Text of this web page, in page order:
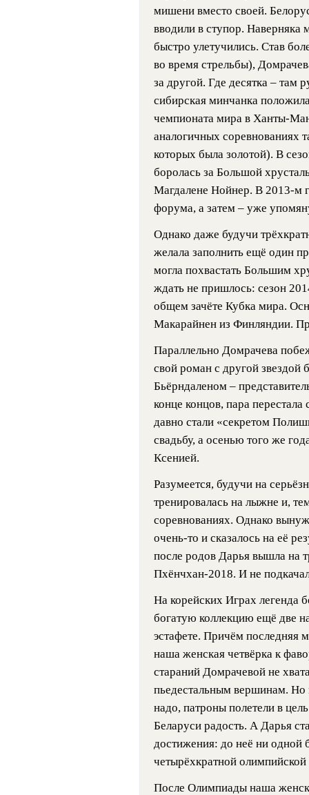
мишени вместо своей.
вводили в ступор. Наверняка
быстро улетучились. Став
во время стрельбы),
за другой. Где десятка – там
сибирская минчанка
чемпионата мира в Ханты-
аналогичных соревнованиях
которых была золотой). В
боролась за Большой
Магдалене Нойнер. В 2013-м
форума, а затем – уже
Однако даже будучи
желала заполнить ещё один
могла похвастать Большим
ждать не пришлось: сезон
общем зачёте Кубка мира.
Макарайнен из Финляндии.
Параллельно Домрачева
свой роман с другой
Бьёрндаленом –
конце концов, пара
давно стали «секретом
свадьбу, а осенью того же
Ксенией.
Разумеется, будучи на
тренировалась на лыжне и,
соревнованиях. Однако
очень-то и сказалось на её
после родов Дарья вышла на
Пхёнчхан-2018. И не
На корейских Играх легенда
богатую коллекцию ещё две
эстафете. Причём последняя
наша женская четвёрка к
стараний Домрачевой не
пьедестальным вершинам. Но
надо, патроны полетели в
Беларуси радость. А Дарья
достижения: до неё ни одной
четырёхкратной
После Олимпиады наша